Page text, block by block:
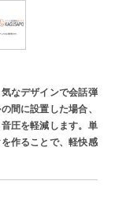
なデザインで会話弾
間に設置した場合、
圧を軽減します。単
作ることで、軽快感